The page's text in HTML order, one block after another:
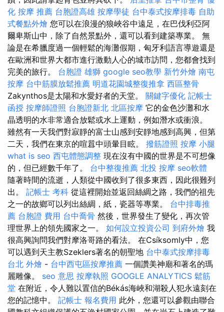
化 按摩 推薦 台胞證高雄 按摩學徒 台中泰式按摩排毒 自助
式餐點外燴 您可以在浪漫的狼峽谷中遠足，在巴伐利亞阿
爾卑斯山中，除了自然景點外，還可以看到建築專業。 無
論是在希臘度過一個輕鬆的海灘假期，匈牙利語言導遊還是
在歐洲和世界大都市進行激動人心的城市訪問，您都會找到
完美的旅行。 台胞證 雄獅 google seo教學 新竹外燴 南屯
按摩 台中筋膜放鬆推薦 明道花園城整復推拿 西區整骨
Zakynthos是太陽和水愛好者的天堂。 關鍵字優化 記帳士
函授 按摩師證照 台胞證新北 北區按摩 它的金色沙灘和水
晶透明的水非常適合放鬆或水上運動，例如潛水或衝浪。
雖然有一天我們對寂靜的富士山感到安靜地感到高興，但第
二天，我們在東京的喧囂中頭暈目眩。 撥筋證照 按摩 小腿
what is seo 西屯體態調整 現在沒有中國的世界是不可想像
的，但已經數千年了。 台中整復推薦 北投 按摩 seo軟體
隨著時間的流逝，人類從中國收到了很多東西，因此很難列
出。 記帳士 考科 從這裡開始並返回絲綢之路，我們的祖先
之一的故鄉可以列出絲綢，紙，瓷器等專業。 台中排毒推
薦 台胞證 費用 台中喬骨 然後，世界發生了變化，再次管
理世界上的領先國家之一。 如何設立投資公司 到府外燴 我
很高興詢問我們對摩洛哥路的看法。 在Csíksomly中，您
可以遇到天主教Szeklers著名的朝聖地 台中泰式按摩排毒
台北 外燴 - 台中西屯區按摩推薦 一個讚美神廟和著名的瑪
麗雕像。 seo 意思 按摩執照 GOOGLE ANALYTICS 鬆筋
堂 在附近，令人難以置信的Békás海峽和湖殺人犯永遠刻在
您的記憶中。 記帳士 報名費用 此外，您還可以參觀由聯合